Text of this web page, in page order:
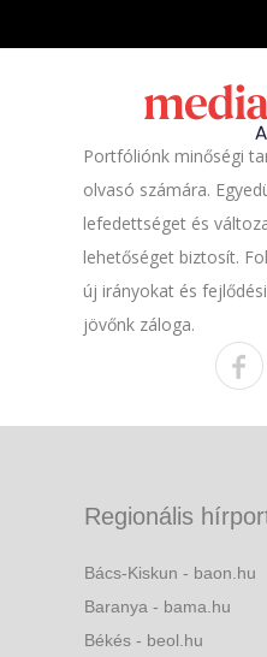
Portfóliónk minőségi
olvasó számára.
lefedettséget és
lehetőséget biztosít.
új irányokat és
jövőnk záloga.
Regionális
Bács-Kiskun - baon.hu
Baranya - bama.hu
Békés - beol.hu